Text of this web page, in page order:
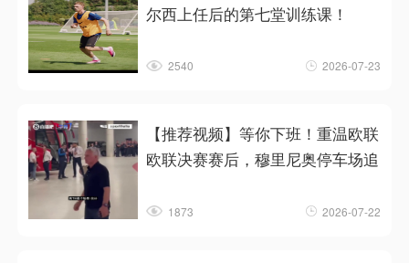
尔西上任后的第七堂训练课！
2540 2026-07-23
【推荐视频】等你下班！重温欧联
欧联决赛赛后，穆里尼奥停车场追
1873 2026-07-22